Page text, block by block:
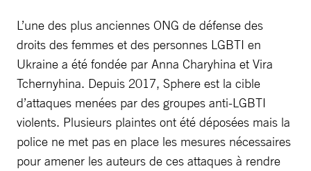
L’une des plus anciennes ONG de défense des
droits des femmes et des personnes LGBTI en
Ukraine a été fondée par Anna Charyhina et Vira
Tchernyhina. Depuis 2017, Sphere est la cible
d’attaques menées par des groupes anti-LGBTI
violents. Plusieurs plaintes ont été déposées mais la
police ne met pas en place les mesures nécessaires
pour amener les auteurs de ces attaques à rendre